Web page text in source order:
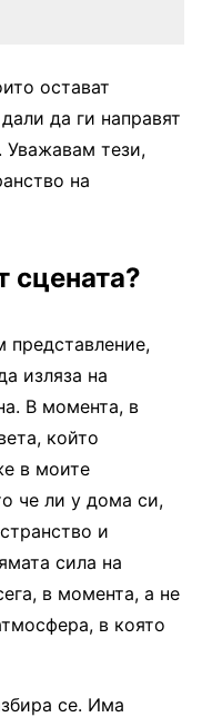
остават
да ги направят
Уважавам тези,
на
сцената?
представление,
изляза на
В момента, в
който
в моите
че ли у дома си,
и
сила на
в момента, а не
в която
се. Има